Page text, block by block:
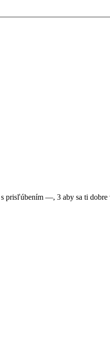
prisľúbením —, 3 aby sa ti dobre